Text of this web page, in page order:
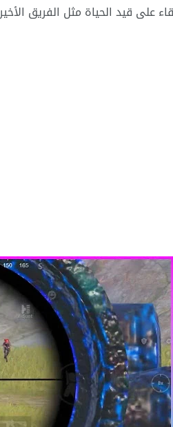
على قيد الحياة مثل الفريق